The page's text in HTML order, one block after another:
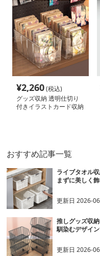
¥2,260(税込)
グッズ収納 透明仕切り
付きイラストカード収納
おすすめ記事一覧
ライブタオル
まずに美しく
更新日2026-
推しグッズ収
馴染むデザイ
更新日2026-